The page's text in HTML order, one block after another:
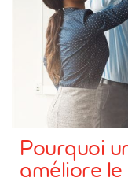
Pourquoi
améliore